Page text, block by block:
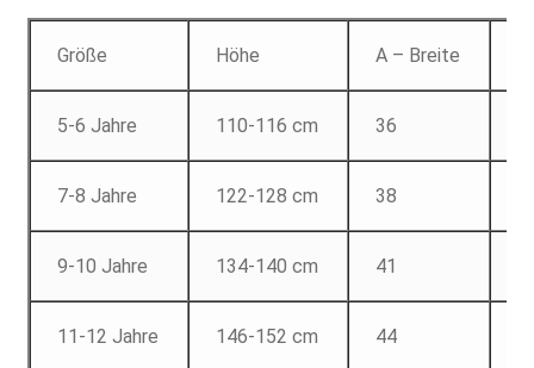
Größe Höhe A – Breite
5-6 Jahre 110-116 cm 36
7-8 Jahre 122-128 cm 38
9-10 Jahre 134-140 cm 41
11-12 Jahre 146-152 cm 44